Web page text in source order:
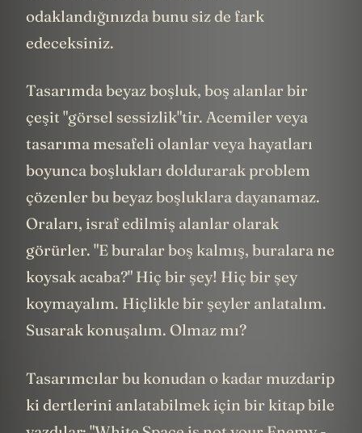
odaklandığınızda bunu siz de fark
edeceksiniz.
Tasarımda beyaz boşluk, boş alanlar bir
çeşit "görsel sessizlik"tir. Acemiler veya
tasarıma mesafeli olanlar veya hayatları
boyunca boşlukları doldurarak problem
çözenler bu beyaz boşluklara dayanamaz.
Oraları, israf edilmiş alanlar olarak
görürler. "E buralar boş kalmış, buralara ne
koysak acaba?" Hiç bir şey! Hiç bir şey
koymayalım. Hiçlikle bir şeyler anlatalım.
Susarak konuşalım. Olmaz mı?
Tasarımcılar bu konudan o kadar muzdarip
ki dertlerini anlatabilmek için bir kitap bile